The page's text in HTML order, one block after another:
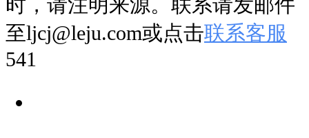
值得一提的是，这宗地也是继上
上周保利置业
拿下南山粤海地块
9万 /㎡。
至ljcj@leju.com或点击联系客服
541